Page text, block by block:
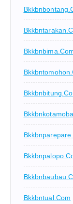
Bkkbntual.com